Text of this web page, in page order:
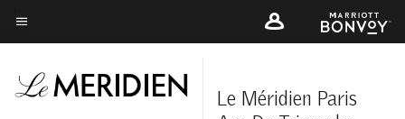
Skip
to
content
Texte du menu
Le Méridien Paris